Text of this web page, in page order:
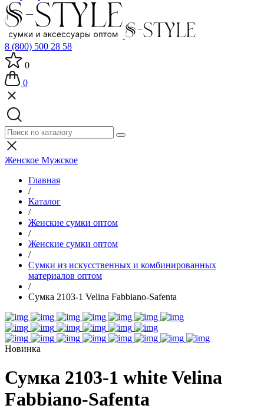
8 (800) 500 28 58
0
0
Женское Мужское
Главная
/
Каталог
/
Женские сумки оптом
/
Женские сумки оптом
/
Cумки из искусственных и комбинированных
материалов оптом
/
Сумка 2103-1 Velina Fabbiano-Safenta
Новинка
Сумка 2103-1 white Velina
Fabbiano-Safenta